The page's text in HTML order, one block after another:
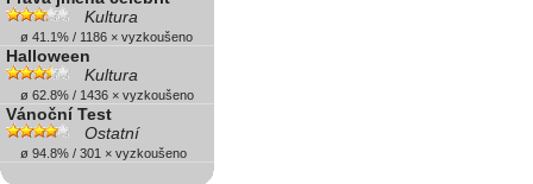
Kultura
ø 41.1% / 1186 × vyzkoušeno
Halloween
Kultura
ø 62.8% / 1436 × vyzkoušeno
Vánoční Test
Ostatní
ø 94.8% / 301 × vyzkoušeno